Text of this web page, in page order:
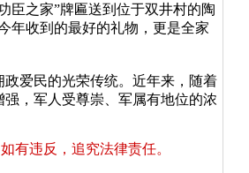
之家”牌匾送到位于双井村的陶
年收到的最好的礼物，更是全家
爱民的光荣传统。近年来，随着
，军人受尊崇、军属有地位的浓
有违反，追究法律责任。